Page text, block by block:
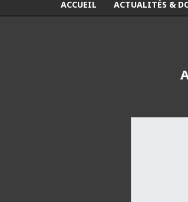
ACCUEIL ACTUALITÉS &